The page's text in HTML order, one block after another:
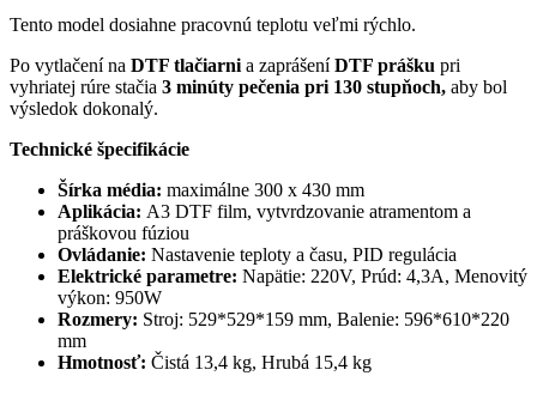
Tento model dosiahne pracovnú teplotu veľmi rýchlo.
Po vytlačení na DTF tlačiarnia zaprášeníDTF prášku pri
vyhriatej rúre stačia 3 minúty pečenia pri 130 stupňoch, aby bol
výsledok dokonalý.
Technické špecifikácie
Šírka média: maximálne 300 x 430 mm
Aplikácia: A3 DTF film, vytvrdzovanie atramentom a
práškovou fúziou
Ovládanie: Nastavenie teploty a času, PID regulácia
Elektrické parametre: Napätie: 220V, Prúd: 4,3A, Menovitý
výkon: 950W
Rozmery: Stroj: 529*529*159 mm, Balenie: 596*610*220
mm
Hmotnosť: Čistá 13,4 kg, Hrubá 15,4 kg